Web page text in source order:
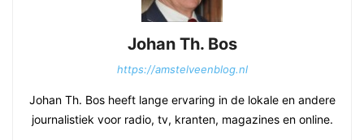
Johan Th. Bos
https://amstelveenblog.nl
Johan Th. Bos heeft lange ervaring in de lokale en andere
journalistiek voor radio, tv, kranten, magazines en online.